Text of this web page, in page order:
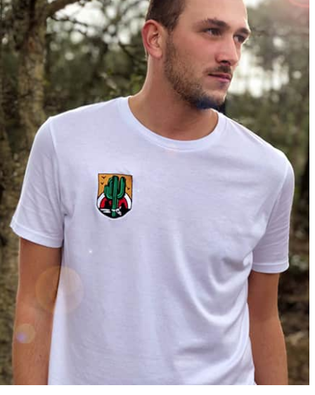
Comment avez-vous fait pour maintenir le contact avec
vos clients durant cette période ?
Y a-t-il des conseils que vous aimeriez donner aux
entrepreneurs ?
Vous souhaitez vous aussi partager votre histoire ?